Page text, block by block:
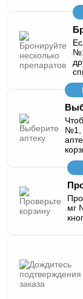
№1,
мг